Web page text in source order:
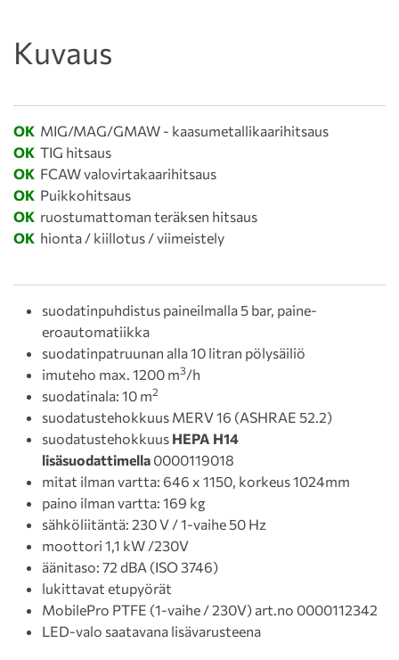
Kuvaus
OK MIG/MAG/GMAW - kaasumetallikaarihitsaus
OK TIG hitsaus
OK FCAW valovirtakaarihitsaus
OK Puikkohitsaus
OK ruostumattoman teräksen hitsaus
OK hionta / kiillotus / viimeistely
suodatinpuhdistus paineilmalla 5 bar, paine-
eroautomatiikka
suodatinpatruunan alla 10 litran pölysäiliö
imuteho max. 1200 m3/h
suodatinala: 10 m2
suodatustehokkuus MERV 16 (ASHRAE 52.2)
suodatustehokkuus HEPA H14
lisäsuodattimella 0000119018
mitat ilman vartta: 646 x 1150, korkeus 1024mm
paino ilman vartta: 169 kg
sähköliitäntä: 230 V / 1-vaihe 50 Hz
moottori 1,1 kW /230V
äänitaso: 72 dBA (ISO 3746)
lukittavat etupyörät
MobilePro PTFE (1-vaihe / 230V) art.no 0000112342
LED-valo saatavana lisävarusteena